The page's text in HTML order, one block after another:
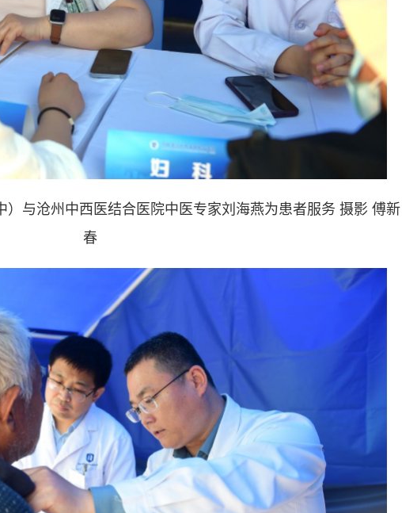
）与沧州中西医结合医院中医专家刘海燕为患者服务 摄影 傅新
春